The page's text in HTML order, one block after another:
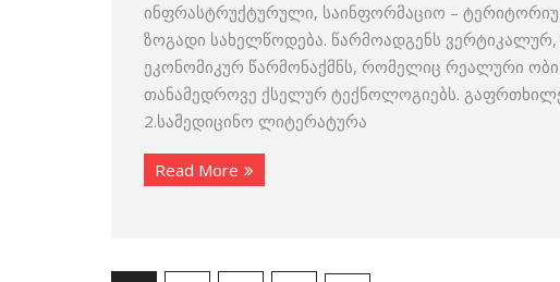
ინფრასტრუქტურული, საინფორმაციო –
ზოგადი სახელწოდება. წარმოადგენს
ეკონომიკურ წარმონაქმნს, რომელიც რეალური
თანამედროვე ქსელურ ტექნოლოგიებს.
2.სამედიცინო ლიტერატურა
Read More